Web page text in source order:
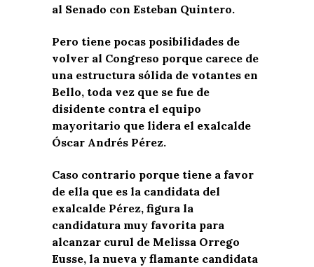
al Senado con Esteban Quintero.
Pero tiene pocas posibilidades de
volver al Congreso porque carece de
una estructura sólida de votantes en
Bello, toda vez que se fue de
disidente contra el equipo
mayoritario que lidera el exalcalde
Óscar Andrés Pérez.
Caso contrario porque tiene a favor
de ella que es la candidata del
exalcalde Pérez, figura la
candidatura muy favorita para
alcanzar curul de Melissa Orrego
Eusse, la nueva y flamante candidata